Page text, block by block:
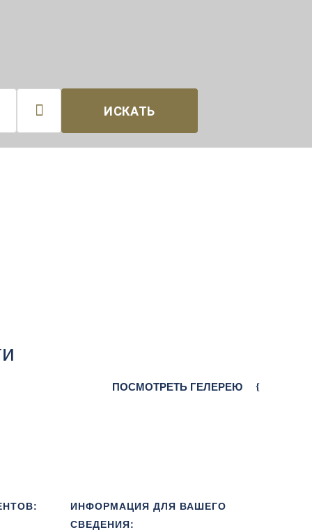
 ИСКАТЬ
ПОСМОТРЕТЬ ГЕЛЕРЕЮ
ИНФОРМАЦИЯ ДЛЯ ВАШЕГО
СВЕДЕНИЯ: